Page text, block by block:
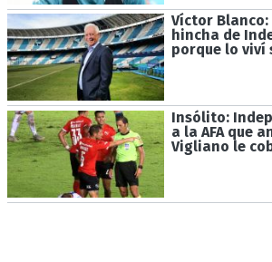
Víctor
hincha de
porque lo viví
Insólito:
a la AFA que
Vigliano le